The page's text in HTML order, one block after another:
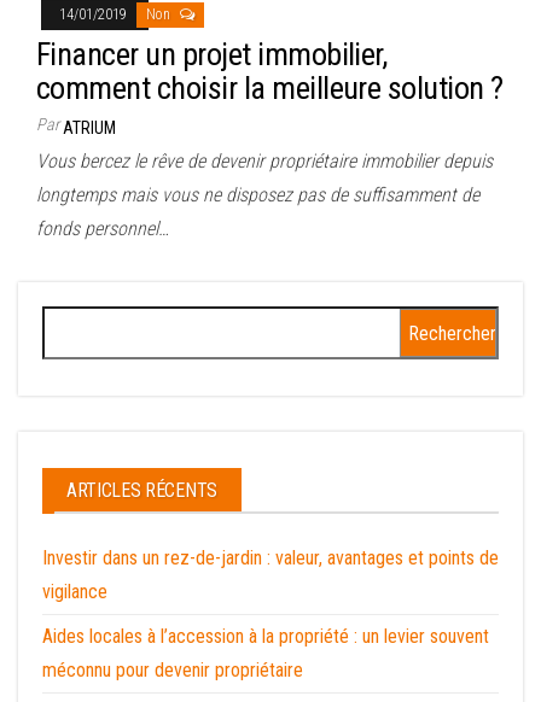
14/01/2019 Non
Financer un projet immobilier,
comment choisir la meilleure solution ?
ParATRIUM
Vous bercez le rêve de devenir propriétaire immobilier depuis
longtemps mais vous ne disposez pas de suffisamment de
fonds personnel…
ARTICLES RÉCENTS
Investir dans un rez-de-jardin : valeur, avantages et points de
vigilance
Aides locales à l’accession à la propriété : un levier souvent
méconnu pour devenir propriétaire